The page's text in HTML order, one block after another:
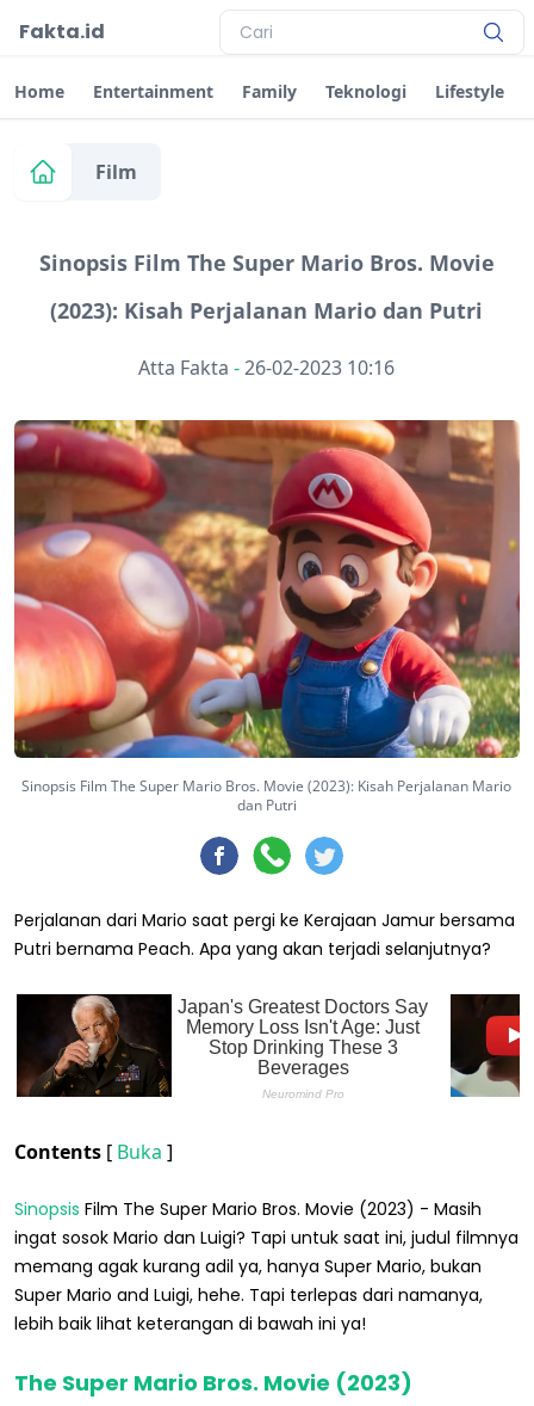
Fakta.id
Home Entertainment Family Teknologi Lifestyle
Film
Sinopsis Film The Super Mario Bros. Movie
(2023): Kisah Perjalanan Mario dan Putri
Atta Fakta -26-02-2023 10:16
Sinopsis Film The Super Mario Bros. Movie (2023): Kisah Perjalanan Mario
dan Putri
Perjalanan dari Mario saat pergi ke Kerajaan Jamur bersama
Putri bernama Peach. Apa yang akan terjadi selanjutnya?
Contents [ Buka ]
Sinopsis Film The Super Mario Bros. Movie (2023) - Masih
ingat sosok Mario dan Luigi? Tapi untuk saat ini, judul filmnya
memang agak kurang adil ya, hanya Super Mario, bukan
Super Mario and Luigi, hehe. Tapi terlepas dari namanya,
lebih baik lihat keterangan di bawah ini ya!
The Super Mario Bros. Movie (2023)